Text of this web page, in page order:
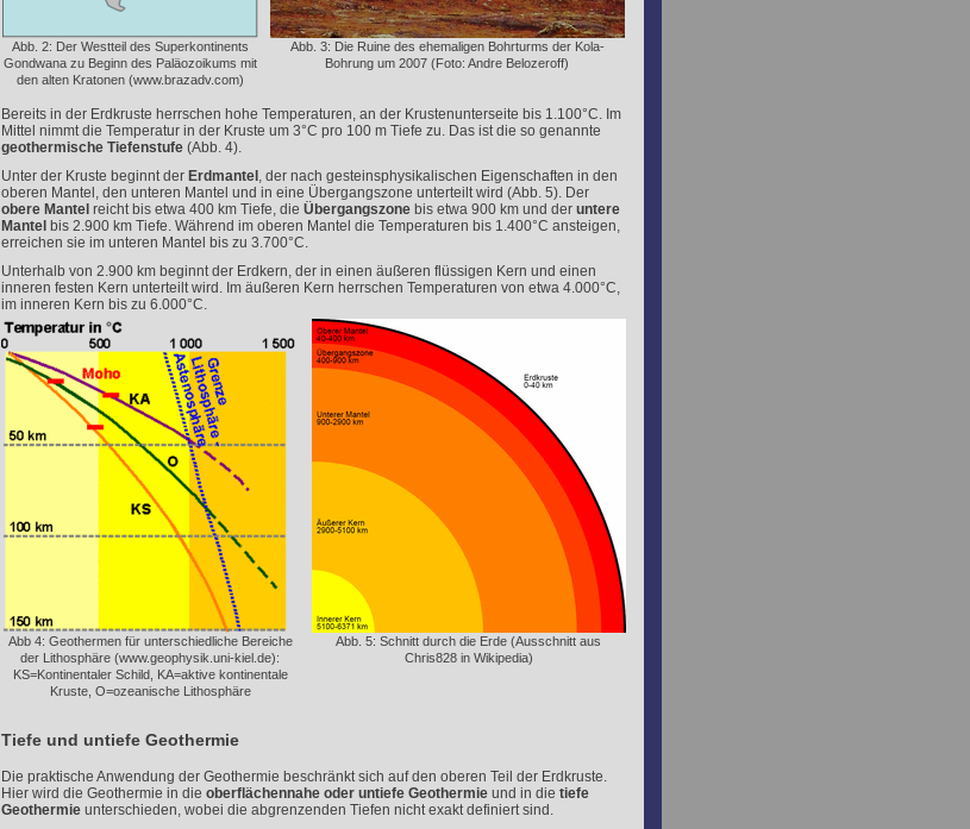
Abb. 2: Der Westteil des Superkontinents
Gondwana zu Beginn des Paläozoikums mit
den alten Kratonen (www.brazadv.com)
Abb. 3: Die Ruine des ehemaligen Bohrturms der Kola-
Bohrung um 2007 (Foto: Andre Belozeroff)
Bereits in der Erdkruste herrschen hohe Temperaturen, an der Krustenunterseite bis 1.100°C. Im
Mittel nimmt die Temperatur in der Kruste um 3°C pro 100 m Tiefe zu. Das ist die so genannte
geothermische Tiefenstufe (Abb. 4).
Unter der Kruste beginnt der Erdmantel , der nach gesteinsphysikalischen Eigenschaften in den
oberen Mantel, den unteren Mantel und in eine Übergangszone unterteilt wird (Abb. 5). Der
obere Mantel reicht bis etwa 400 km Tiefe, die Übergangszonebis etwa 900 km und der untere
Mantel bis 2.900 km Tiefe. Während im oberen Mantel die Temperaturen bis 1.400°C ansteigen,
erreichen sie im unteren Mantel bis zu 3.700°C.
Unterhalb von 2.900 km beginnt der Erdkern, der in einen äußeren flüssigen Kern und einen
inneren festen Kern unterteilt wird. Im äußeren Kern herrschen Temperaturen von etwa 4.000°C,
im inneren Kern bis zu 6.000°C.
Abb 4: Geothermen für unterschiedliche Bereiche
der Lithosphäre (www.geophysik.uni-kiel.de):
KS=Kontinentaler Schild, KA=aktive kontinentale
Kruste, O=ozeanische Lithosphäre
Abb. 5: Schnitt durch die Erde (Ausschnitt aus
Chris828 in Wikipedia)
Tiefe und untiefe Geothermie
Die praktische Anwendung der Geothermie beschränkt sich auf den oberen Teil der Erdkruste.
Hier wird die Geothermie in die oberflächennahe oder untiefe Geothermieund in die tiefe
Geothermieunterschieden, wobei die abgrenzenden Tiefen nicht exakt definiert sind.